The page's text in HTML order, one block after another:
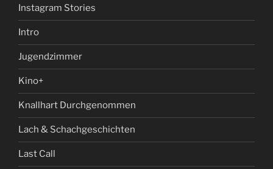
Instagram Stories
Intro
Jugendzimmer
Kino+
Knallhart Durchgenommen
Lach & Schachgeschichten
Last Call